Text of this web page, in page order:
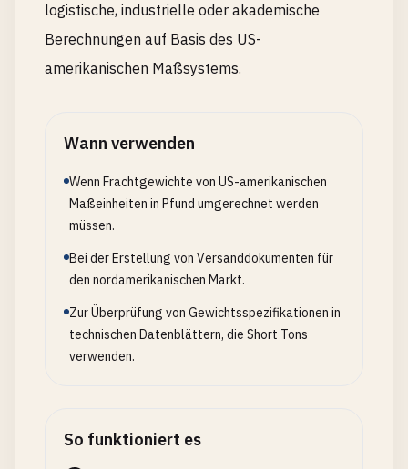
logistische, industrielle oder akademische
Berechnungen auf Basis des US-
amerikanischen Maßsystems.
Wann verwenden
Wenn Frachtgewichte von US-amerikanischen
Maßeinheiten in Pfund umgerechnet werden
müssen.
Bei der Erstellung von Versanddokumenten für
den nordamerikanischen Markt.
Zur Überprüfung von Gewichtsspezifikationen in
technischen Datenblättern, die Short Tons
verwenden.
So funktioniert es